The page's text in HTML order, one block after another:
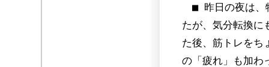
■ 昨日の夜は、
たが、気分転換に
た後、筋トレをち
の「疲れ」も加わ